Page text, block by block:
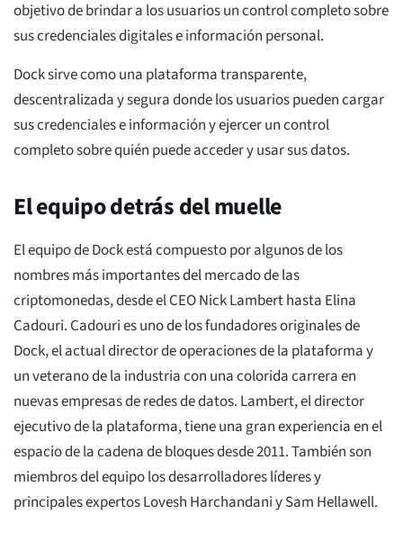
objetivo de brindar a los usuarios un control completo sobre
sus credenciales digitales e información personal.
Dock sirve como una plataforma transparente,
descentralizada y segura donde los usuarios pueden cargar
sus credenciales e información y ejercer un control
completo sobre quién puede acceder y usar sus datos.
El equipo detrás del muelle
El equipo de Dock está compuesto por algunos de los
nombres más importantes del mercado de las
criptomonedas, desde el CEO Nick Lambert hasta Elina
Cadouri. Cadouri es uno de los fundadores originales de
Dock, el actual director de operaciones de la plataforma y
un veterano de la industria con una colorida carrera en
nuevas empresas de redes de datos. Lambert, el director
ejecutivo de la plataforma, tiene una gran experiencia en el
espacio de la cadena de bloques desde 2011. También son
miembros del equipo los desarrolladores líderes y
principales expertos Lovesh Harchandani y Sam Hellawell.